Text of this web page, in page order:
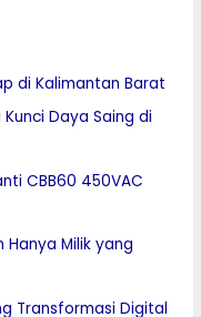
di Kalimantan Barat
Daya Saing di
CBB60 450VAC
Hanya Milik yang
Transformasi Digital